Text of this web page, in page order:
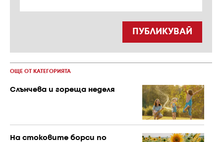
ПУБЛИКУВАЙ
ОЩЕ ОТ КАТЕГОРИЯТА
Слънчева и гореща неделя
На стоковите борси по